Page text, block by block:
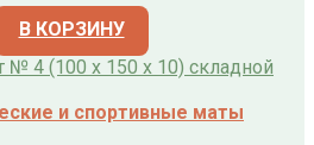
В КОРЗИНУ
и спортивные маты